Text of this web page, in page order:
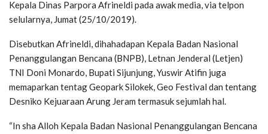
Kepala Dinas Parpora Afrineldi pada awak media, via telpon
selularnya, Jumat (25/10/2019).
Disebutkan Afrineldi, dihahadapan Kepala Badan Nasional
Penanggulangan Bencana (BNPB), Letnan Jenderal (Letjen)
TNI Doni Monardo, Bupati Sijunjung, Yuswir Atifin juga
memaparkan tentag Geopark Silokek, Geo Festival dan tentang
Desniko Kejuaraan Arung Jeram termasuk sejumlah hal.
“In sha Alloh Kepala Badan Nasional Penanggulangan Bencana